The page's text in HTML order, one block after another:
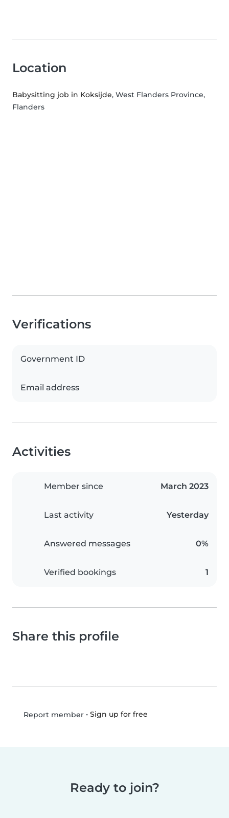
Location
Babysitting job in Koksijde, West Flanders Province,
Flanders
Verifications
Government ID
Email address
Activities
Member since March 2023
Last activity Yesterday
Answered messages 0%
Verified bookings 1
Share this profile
Report member• Sign up for free
Ready to join?